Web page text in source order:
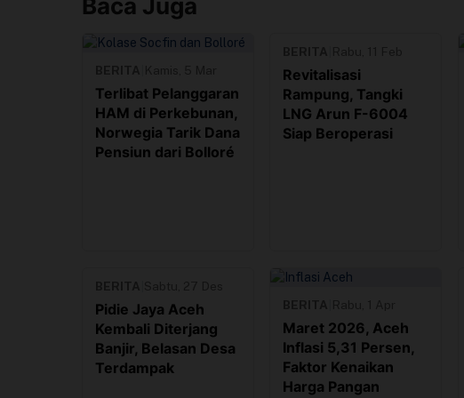
Terlibat Pelanggaran
HAM di Perkebunan,
Norwegia Tarik Dana
Pensiun dari Bolloré
Revitalisasi
Rampung, Tangki
LNG Arun F-6004
Siap Beroperasi
Pidie Jaya Aceh
Kembali Diterjang
Banjir, Belasan Desa
Terdampak
Maret 2026, Aceh
Inflasi 5,31 Persen,
Faktor Kenaikan
Harga Pangan